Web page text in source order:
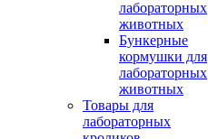
лабораторных
животных
Бункерные
кормушки для
лабораторных
животных
Товары для
лабораторных